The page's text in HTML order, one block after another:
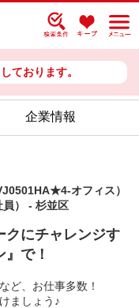
ております。
企業情報
オフィス）
員） - 杉並区
にチャレンジす
で！
ど、お仕事多数！
ましょう♪